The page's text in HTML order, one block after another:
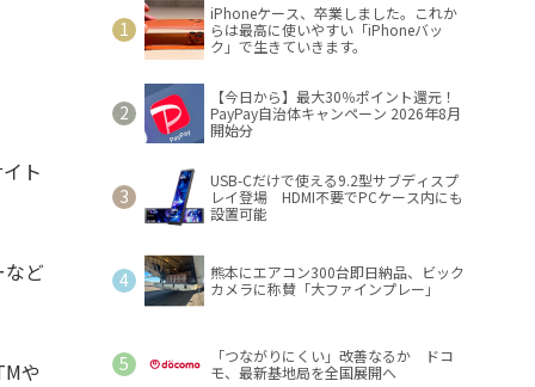
ト
ど
や
iPhoneケース、卒業しました。これか
らは最高に使いやすい「iPhoneバッ
ク」で生きていきます。
【今日から】最大30％ポイント還元！
PayPay自治体キャンペーン 2026年8月
開始分
USB-Cだけで使える9.2型サブディスプ
レイ登場 HDMI不要でPCケース内にも
設置可能
熊本にエアコン300台即日納品、ビック
カメラに称賛「大ファインプレー」
「つながりにくい」改善なるか ドコ
モ、最新基地局を全国展開へ